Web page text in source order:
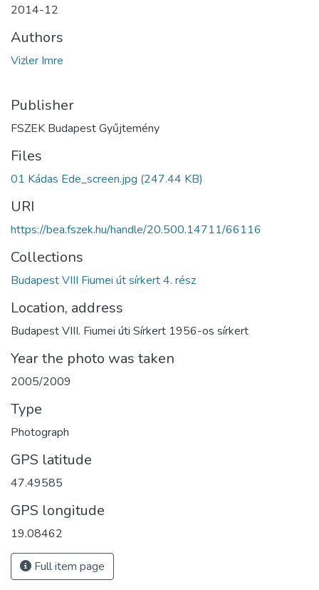
2014-12
Authors
Vizler Imre
Publisher
FSZEK Budapest Gyűjtemény
Files
01 Kádas Ede_screen.jpg (247.44 KB)
URI
https://bea.fszek.hu/handle/20.500.14711/66116
Collections
Budapest VIII Fiumei út sírkert 4. rész
Location, address
Budapest VIII. Fiumei úti Sírkert 1956-os sírkert
Year the photo was taken
2005/2009
Type
Photograph
GPS latitude
47.49585
GPS longitude
19.08462
Full item page